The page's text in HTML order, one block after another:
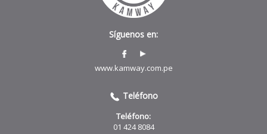
Síguenos en:
www.kamway.com.pe
Teléfono
Teléfono:
01 424 8084